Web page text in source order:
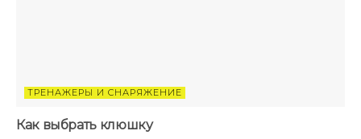
ТРЕНАЖЕРЫ И СНАРЯЖЕНИЕ
Как выбрать клюшку